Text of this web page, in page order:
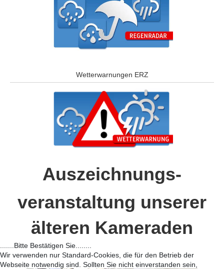
Wetterwarnungen ERZ
Auszeichnungs-
veranstaltung unserer
älteren Kameraden
.......Bitte Bestätigen Sie........
Wir verwenden nur Standard-Cookies, die für den Betrieb der
Webseite notwendig sind. Sollten Sie nicht einverstanden sein,